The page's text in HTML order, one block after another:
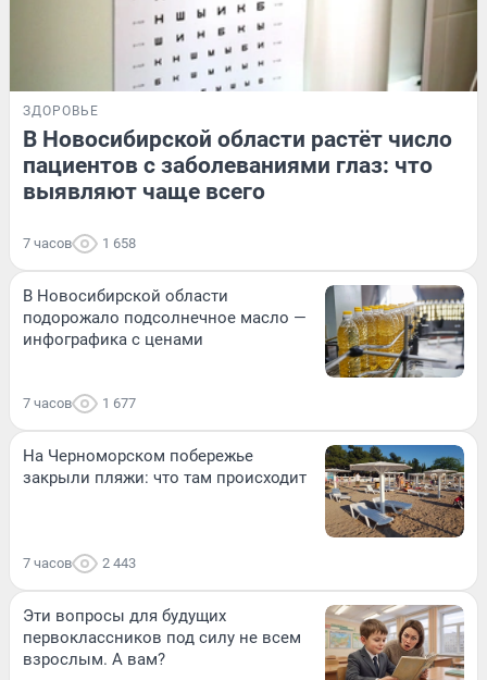
ЗДОРОВЬЕ
В Новосибирской области растёт число
пациентов с заболеваниями глаз: что
выявляют чаще всего
7 часов 1 658
В Новосибирской области
подорожало подсолнечное масло —
инфографика с ценами
7 часов 1 677
На Черноморском побережье
закрыли пляжи: что там происходит
7 часов 2 443
Эти вопросы для будущих
первоклассников под силу не всем
взрослым. А вам?